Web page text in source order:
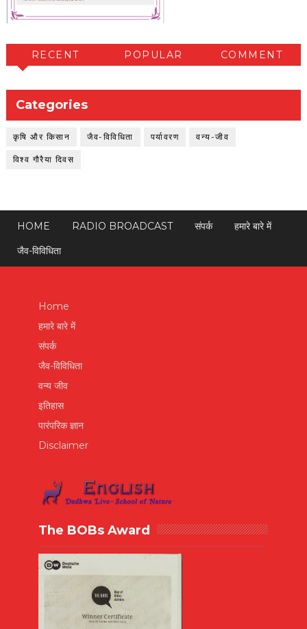
RECENT POPULAR COMMENT
Categories
कृषि और किसान जैव-विविधिता पर्यावरण वन्य-जीव
विश्व गौरैया दिवस
HOME RADIO BROADCAST संपर्क
हमारे बारे में
जैव-विविधिता
Home
हमारे बारे में
संपर्क
जैव-विविधिता
वन्य जीव
इतिहास
पारंपरिक ज्ञान
Disclaimer
The BOBs Award